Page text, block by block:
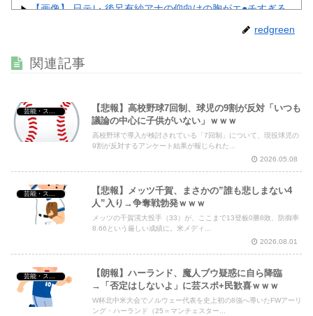
【画像】 日テレ 後呂有紗アナの仰向けの胸がエ●チすぎる
【画像】 NHKさん、可愛すぎる100メートルJKのお尻をモ
【画像】 避難所の女がHすぎるｗｗｗｗｗ
Powered by livedoor 相互RSS
redgreen
関連記事
【悲報】高校野球7回制、球児の9割が反対「いつも
議論の中心に子供がいない」ｗｗｗ
高校野球で導入が検討されている「7回制」について、現役球児の
9割が反対するアンケート結果が報じられた...
2026.05.08
【悲報】メッツ千賀、まさかの”誰も悲しまない4
人”入り→争奪戦勃発ｗｗｗ
メッツの千賀滉大投手（33）が、ここまで13登板0勝8敗、防御率
8.66という厳しい成績に。米メディ...
2026.08.01
【朗報】ハーランド、魔人ブウ疑惑に自ら降臨
→「否定はしないよ」に芸スポ+民歓喜ｗｗｗ
W杯北中米大会でノルウェー代表を史上初の8強へ導いたFWアーリ
ング・ハーランド（25＝マンチェスター...